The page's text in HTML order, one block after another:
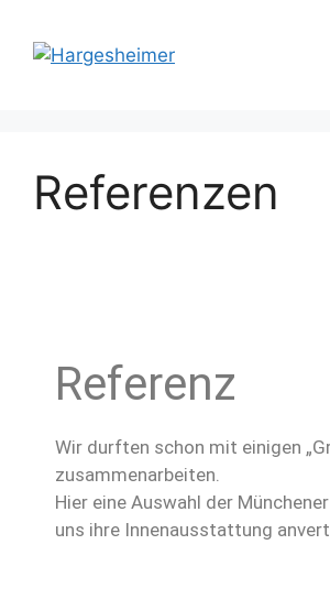
Referenzen
Referenz
Wir durften schon mit einigen
zusammenarbeiten.
Hier eine Auswahl der
uns ihre Innenausstattung